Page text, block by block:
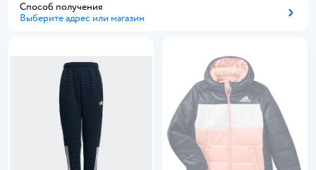
Способ получения
Выберите адрес или магазин